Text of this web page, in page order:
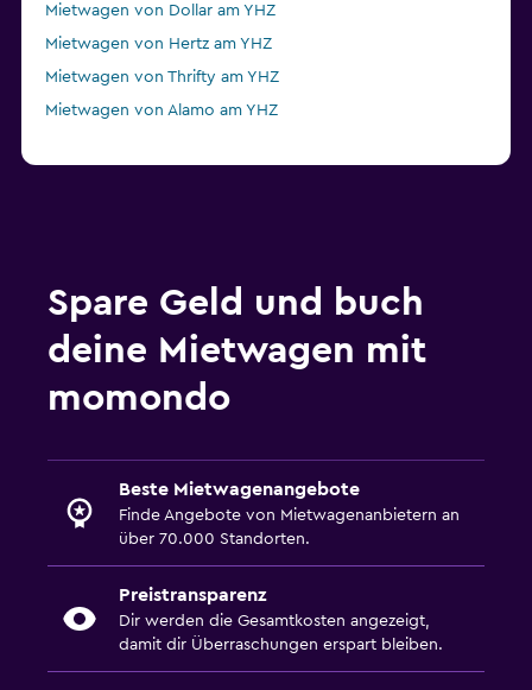
Mietwagen von Dollar am YHZ
Mietwagen von Hertz am YHZ
Mietwagen von Thrifty am YHZ
Mietwagen von Alamo am YHZ
Spare Geld und buch
deine Mietwagen mit
momondo
Beste Mietwagenangebote
Finde Angebote von Mietwagenanbietern an
über 70.000 Standorten.
Preistransparenz
Dir werden die Gesamtkosten angezeigt,
damit dir Überraschungen erspart bleiben.